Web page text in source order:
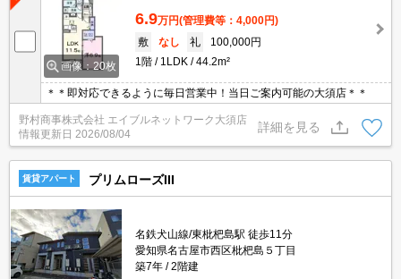
画像：20枚
6.9万円(管理費等：4,000円)
敷
なし 礼
100,000円
1階
1LDK 44.2m²
＊＊即対応できるように毎日営業中！当日ご案内可能の大須店＊＊
野村商事株式会社 エイブルネットワーク大須店
情報更新日 2026/08/04
詳細を見る
賃貸アパート プリムローズIII
名鉄犬山線/東枇杷島駅 徒歩11分
愛知県名古屋市西区枇杷島５丁目
築7年
2階建